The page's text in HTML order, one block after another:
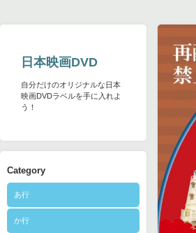
日本映画DVD
自分だけのオリジナルな日本
映画DVDラベルを手に入れよ
う！
Category
あ行
か行